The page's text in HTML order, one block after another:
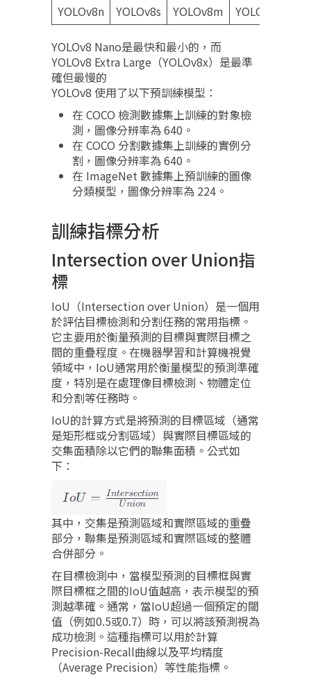
YOLOv8n YOLOv8s YOLOv8m YOLOv8l
YOLOv8 Nano是最快和最小的，而
YOLOv8 Extra Large（YOLOv8x）是最準
確但最慢的
YOLOv8 使用了以下預訓練模型：
在 COCO 檢測數據集上訓練的對象檢
測，圖像分辨率為 640。
在 COCO 分割數據集上訓練的實例分
割，圖像分辨率為 640。
在 ImageNet 數據集上預訓練的圖像
分類模型，圖像分辨率為 224。
訓練指標分析
Intersection over Union指
標
IoU（Intersection over Union）是一個用
於評估目標檢測和分割任務的常用指標。
它主要用於衡量預測的目標與實際目標之
間的重疊程度。在機器學習和計算機視覺
領域中，IoU通常用於衡量模型的預測準確
度，特別是在處理像目標檢測、物體定位
和分割等任務時。
IoU的計算方式是將預測的目標區域（通常
是矩形框或分割區域）與實際目標區域的
交集面積除以它們的聯集面積。公式如
下：
其中，交集是預測區域和實際區域的重疊
部分，聯集是預測區域和實際區域的整體
合併部分。
在目標檢測中，當模型預測的目標框與實
際目標框之間的IoU值越高，表示模型的預
測越準確。通常，當IoU超過一個預定的閾
值（例如0.5或0.7）時，可以將該預測視為
成功檢測。這種指標可以用於計算
Precision-Recall曲線以及平均精度
（Average Precision）等性能指標。